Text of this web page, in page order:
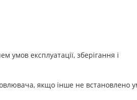
умов експлуатації, зберігання і
якщо інше не встановлено